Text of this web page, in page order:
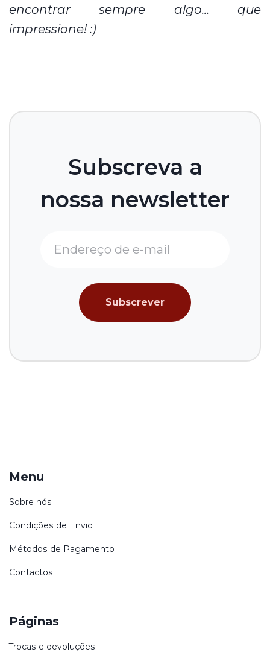
encontrar sempre algo... que
impressione! :)
Subscreva a
nossa newsletter
Subscrever
Menu
Sobre nós
Condições de Envio
Métodos de Pagamento
Contactos
Páginas
Trocas e devoluções